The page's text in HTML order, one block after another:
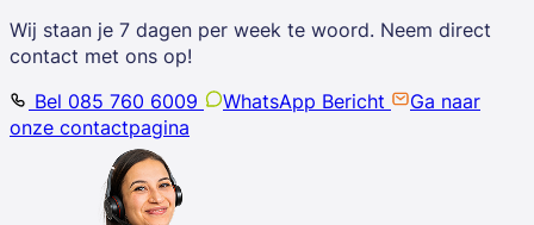
Wij staan je 7 dagen per week te woord. Neem direct
contact met ons op!
Bel 085 760 6009
WhatsApp Bericht
Ga naar
onze contactpagina